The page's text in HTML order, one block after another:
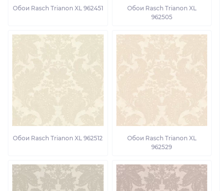
Обои Rasch Trianon XL 962451
Обои Rasch Trianon XL
962505
Обои Rasch Trianon XL 962512
Обои Rasch Trianon XL
962529